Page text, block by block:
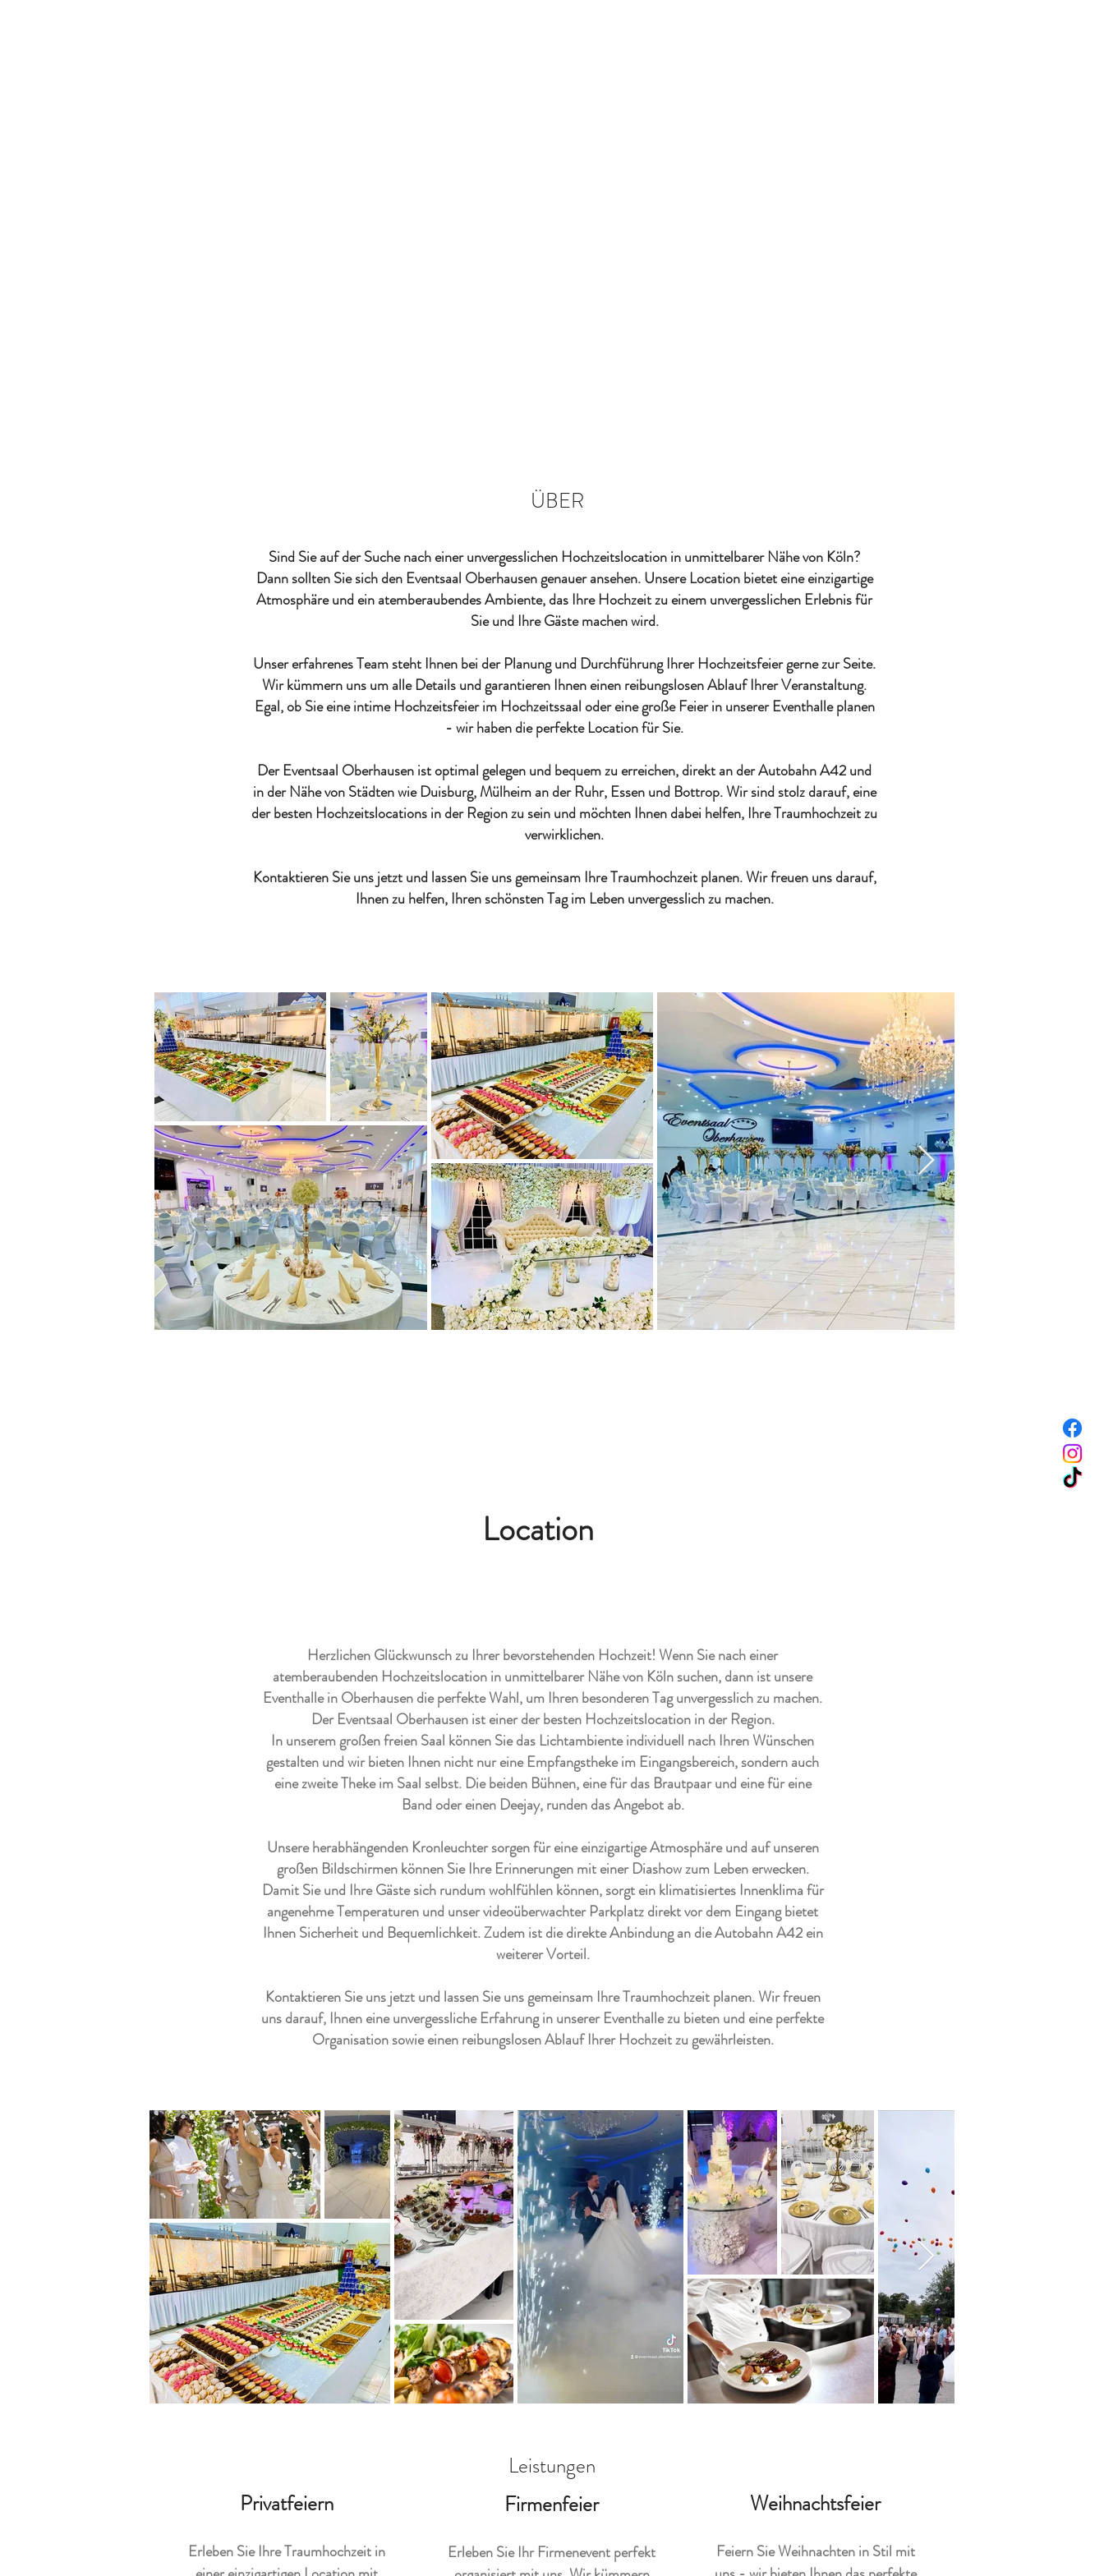
ÜBER
Sind Sie auf der Suche nach einer unvergesslichen Hochzeitslocation in unmittelbarer Nähe von Köln?
Dann sollten Sie sich den Eventsaal Oberhausen genauer ansehen. Unsere Location bietet eine einzigartige
Atmosphäre und ein atemberaubendes Ambiente, das Ihre Hochzeit zu einem unvergesslichen Erlebnis für
Sie und Ihre Gäste machen wird.
Unser erfahrenes Team steht Ihnen bei der Planung und Durchführung Ihrer Hochzeitsfeier gerne zur Seite.
Wir kümmern uns um alle Details und garantieren Ihnen einen reibungslosen Ablauf Ihrer Veranstaltung.
Egal, ob Sie eine intime Hochzeitsfeier im Hochzeitssaal oder eine große Feier in unserer Eventhalle planen
- wir haben die perfekte Location für Sie.
Der Eventsaal Oberhausen ist optimal gelegen und bequem zu erreichen, direkt an der Autobahn A42 und
in der Nähe von Städten wie Duisburg, Mülheim an der Ruhr, Essen und Bottrop. Wir sind stolz darauf, eine
der besten Hochzeitslocations in der Region zu sein und möchten Ihnen dabei helfen, Ihre Traumhochzeit zu
verwirklichen.
Kontaktieren Sie uns jetzt und lassen Sie uns gemeinsam Ihre Traumhochzeit planen. Wir freuen uns darauf,
Ihnen zu helfen, Ihren schönsten Tag im Leben unvergesslich zu machen.
Location
Herzlichen Glückwunsch zu Ihrer bevorstehenden Hochzeit! Wenn Sie nach einer
atemberaubenden Hochzeitslocation in unmittelbarer Nähe von Köln suchen, dann ist unsere
Eventhalle in Oberhausen die perfekte Wahl, um Ihren besonderen Tag unvergesslich zu machen.
Der Eventsaal Oberhausen ist einer der besten Hochzeitslocation in der Region.
In unserem großen freien Saal können Sie das Lichtambiente individuell nach Ihren Wünschen
gestalten und wir bieten Ihnen nicht nur eine Empfangstheke im Eingangsbereich, sondern auch
eine zweite Theke im Saal selbst. Die beiden Bühnen, eine für das Brautpaar und eine für eine
Band oder einen Deejay, runden das Angebot ab.
Unsere herabhängenden Kronleuchter sorgen für eine einzigartige Atmosphäre und auf unseren
großen Bildschirmen können Sie Ihre Erinnerungen mit einer Diashow zum Leben erwecken.
Damit Sie und Ihre Gäste sich rundum wohlfühlen können, sorgt ein klimatisiertes Innenklima für
angenehme Temperaturen und unser videoüberwachter Parkplatz direkt vor dem Eingang bietet
Ihnen Sicherheit und Bequemlichkeit. Zudem ist die direkte Anbindung an die Autobahn A42 ein
weiterer Vorteil.
Kontaktieren Sie uns jetzt und lassen Sie uns gemeinsam Ihre Traumhochzeit planen. Wir freuen
uns darauf, Ihnen eine unvergessliche Erfahrung in unserer Eventhalle zu bieten und eine perfekte
Organisation sowie einen reibungslosen Ablauf Ihrer Hochzeit zu gewährleisten.
Leistungen
Privatfeiern
Erleben Sie Ihre Traumhochzeit in
Firmenfeier
Erleben Sie Ihr Firmenevent perfekt
Weihnachtsfeier
Feiern Sie Weihnachten in Stil mit